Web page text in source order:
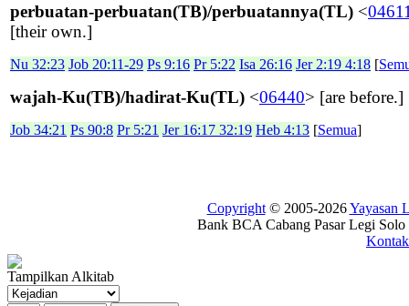
perbuatan-perbuatan(TB)/perbuatannya(TL) <
[their own.]
Nu 32:23 Job 20:11-29 Ps 9:16 Pr 5:22 Isa 26:16 Jer 2:19 4:18 [
wajah-Ku(TB)/hadirat-Ku(TL) <06440> [are before.]
Job 34:21 Ps 90:8 Pr 5:21 Jer 16:17 32:19 Heb 4:13 [Semua]
Copyright© 2005-2026Yayasan
Bank BCA Cabang Pasar Legi
Kontak
Tampilkan Alkitab